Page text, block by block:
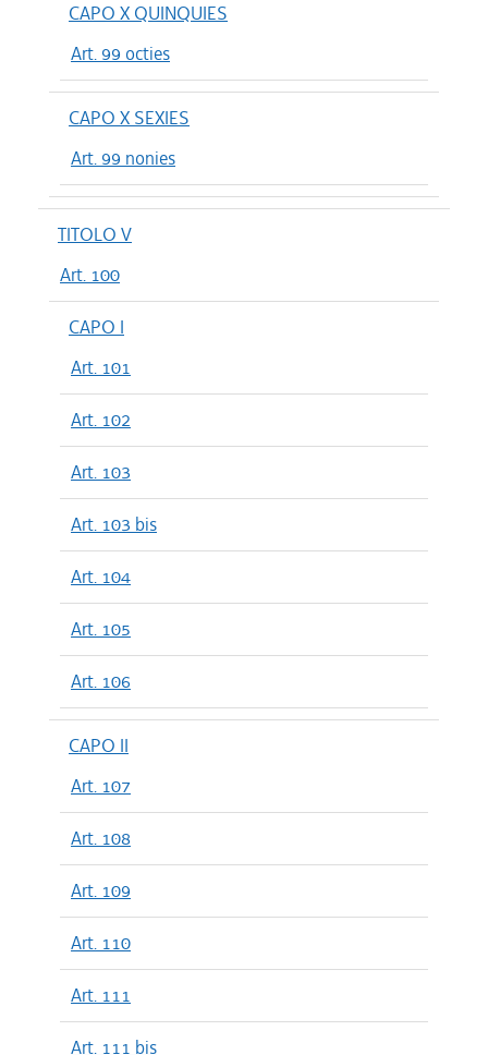
CAPO X QUINQUIES
Art. 99 octies
CAPO X SEXIES
Art. 99 nonies
TITOLO V
Art. 100
CAPO I
Art. 101
Art. 102
Art. 103
Art. 103 bis
Art. 104
Art. 105
Art. 106
CAPO II
Art. 107
Art. 108
Art. 109
Art. 110
Art. 111
Art. 111 bis